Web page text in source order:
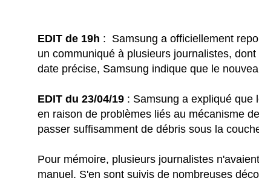
EDIT de 19h : Samsung a officiellement
un communiqué à plusieurs journalistes, dont
date précise, Samsung indique que le
EDIT du 23/04/19 : Samsung a expliqué que
en raison de problèmes liés au mécanisme
passer suffisamment de débris sous la
Pour mémoire, plusieurs journalistes
manuel. S'en sont suivis de nombreuses